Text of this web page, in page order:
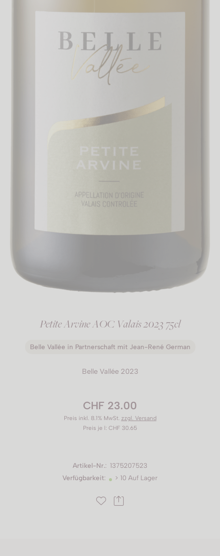
Petite Arvine AOC Valais 2023 75cl
Belle Vallée in Partnerschaft mit Jean-René German
Belle Vallée 2023
CHF 23.00
Preis inkl. 8.1% MwSt. zzgl. Versand
Preis je l: CHF 30.65
Artikel-Nr.: 1375207523
Verfügbarkeit: > 10 Auf Lager